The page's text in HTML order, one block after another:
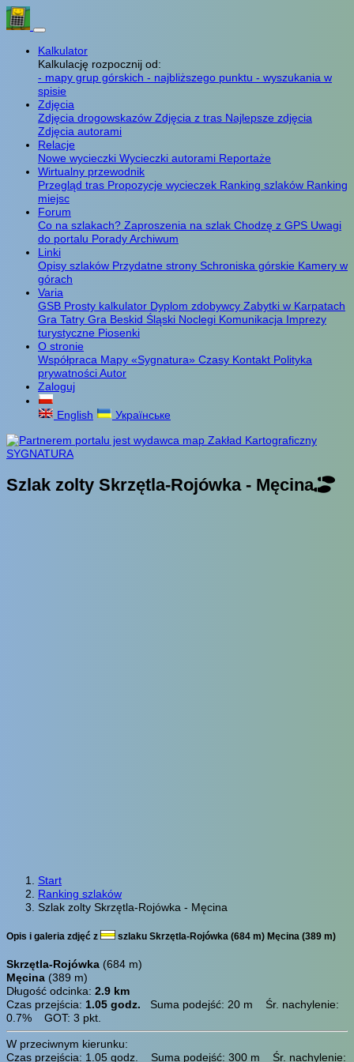
Kalkulator
Kalkulację rozpocznij od:
- mapy grup górskich - najbliższego punktu - wyszukania w
spisie
Zdjęcia
Zdjęcia drogowskazów Zdjęcia z tras Najlepsze zdjęcia
Zdjęcia autorami
Relacje
Nowe wycieczki Wycieczki autorami Reportaże
Wirtualny przewodnik
Przegląd tras Propozycje wycieczek Ranking szlaków Ranking
miejsc
Forum
Co na szlakach? Zaproszenia na szlak Chodzę z GPS Uwagi
do portalu PoradyArchiwum
Linki
Opisy szlaków Przydatne strony Schroniska górskie Kamery w
górach
Varia
GSB Prosty kalkulator Dyplom zdobywcy Zabytki w Karpatach
Gra Tatry Gra Beskid Śląski Noclegi Komunikacja Imprezy
turystyczne Piosenki
O stronie
Współpraca Mapy «Sygnatura» Czasy Kontakt Polityka
prywatnościAutor
Zaloguj
English Українське
Szlak zolty Skrzętla-Rojówka - Męcina
Start
Ranking szlaków
Szlak zolty Skrzętla-Rojówka - Męcina
Opis i galeria zdjęć z szlaku Skrzętla-Rojówka (684 m) Męcina (389 m)
Skrzętla-Rojówka (684 m)
Męcina (389 m)
Długość odcinka: 2.9 km
Czas przejścia: 1.05 godz. Suma podejść: 20 m Śr. nachylenie:
0.7% GOT: 3 pkt.
W przeciwnym kierunku:
Czas przejścia: 1.05 godz. Suma podejść: 300 m Śr. nachylenie: